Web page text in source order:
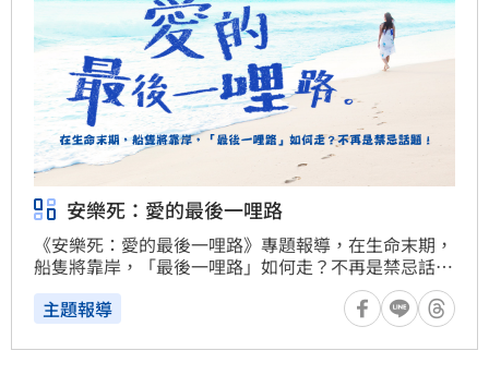
安樂死：愛的最後一哩路
《安樂死：愛的最後一哩路》專題報導，在生命末期，
船隻將靠岸，「最後一哩路」如何走？不再是禁忌話
題！不僅跟著醫護人員進到第一線，探詢安寧緩和醫療
具體樣貌，也正視近年來安樂死合法化的呼聲，試圖理
解有需求的民眾，他們內心的吶喊。同時，藉由不同觀
點的互相辯證，以多元面向引領社會大眾，對於「最後
主題報導